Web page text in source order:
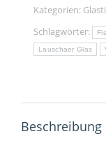
Kategorien:
Schlagwörter:
Lauschaer Glas
Beschreibung